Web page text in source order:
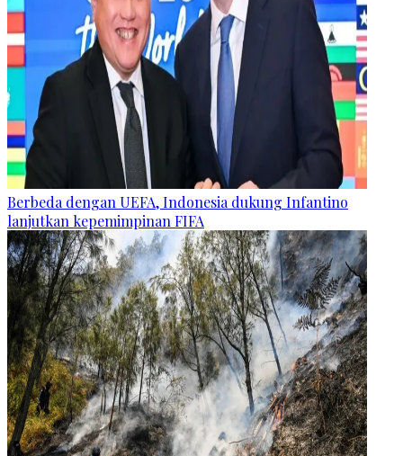
Berbeda dengan UEFA, Indonesia dukung Infantino
lanjutkan kepemimpinan FIFA